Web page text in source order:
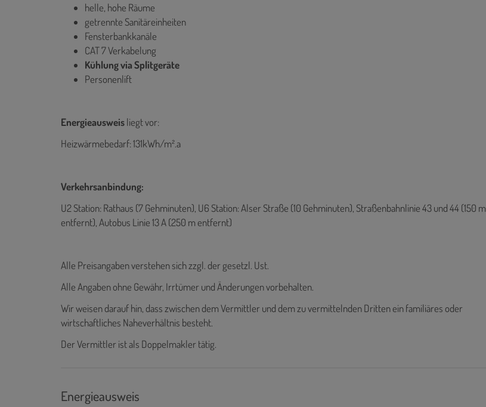
helle, hohe Räume
getrennte Sanitäreinheiten
Fensterbankkanäle
CAT 7 Verkabelung
Kühlung via Splitgeräte
Personenlift
Energieausweisliegt vor:
Heizwärmebedarf: 131kWh/m².a
Verkehrsanbindung:
U2 Station: Rathaus (7 Gehminuten), U6 Station: Alser Straße (10 Gehminuten), Straßenbahnlinie 43 und 44 (150 m
entfernt), Autobus Linie 13 A (250 m entfernt)
Alle Preisangaben verstehen sich zzgl. der gesetzl. Ust.
Alle Angaben ohne Gewähr, Irrtümer und Änderungen vorbehalten.
Wir weisen darauf hin, dass zwischen dem Vermittler und dem zu vermittelnden Dritten ein familiäres oder
wirtschaftliches Naheverhältnis besteht.
Der Vermittler ist als Doppelmakler tätig.
Energieausweis